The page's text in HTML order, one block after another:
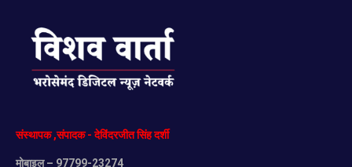
संस्थापक,संपादक-देविंदरजीतसिंहदर्शी
मोबाइल– 97799-23274